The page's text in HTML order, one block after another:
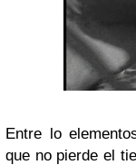
Entre lo
que no pierde el